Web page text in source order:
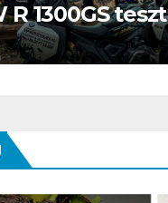
R 1300GS teszt